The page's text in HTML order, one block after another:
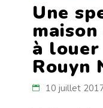
Une
à
Rouyn
10 juillet